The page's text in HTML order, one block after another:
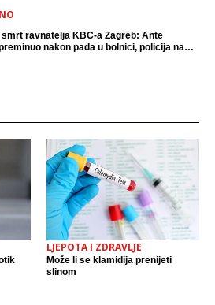
smrt ravnatelja KBC-a Zagreb: Ante
nakon pada u bolnici, policija na
LJEPOTA I ZDRAVLJE
Može li se klamidija prenijeti
slinom